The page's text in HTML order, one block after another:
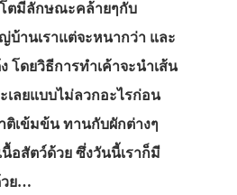
ตมีลักษณะคล้ายๆกับ
บ้านเราแต่จะหนากว่า และ
โดยวิธีการทำเค้าจะนำเส้น
เลยแบบไม่ลวกอะไรก่อน
ติเข้มข้น ทานกับผักต่างๆ
อสัตว์ด้วย ซึ่งวันนี้เราก็มี
วย…